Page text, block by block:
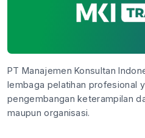
PT Manajemen Konsultan
lembaga pelatihan profesional
pengembangan keterampilan
maupun organisasi.